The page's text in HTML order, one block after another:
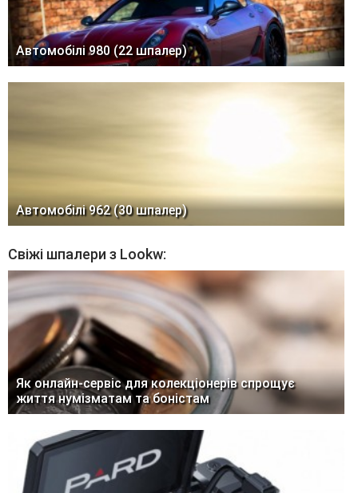
Автомобілі 980 (22 шпалер)
Автомобілі 962 (30 шпалер)
Свіжі шпалери з Lookw:
Як онлайн-сервіс для колекціонерів спрощує
життя нумізматам та боністам